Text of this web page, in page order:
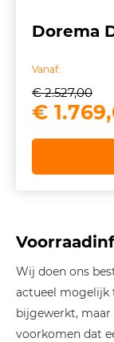
Dorema
Vanaf:
€2.527,00
€
€
Wij doen ons
actueel mogelijk
bijgewerkt, maar
voorkomen dat